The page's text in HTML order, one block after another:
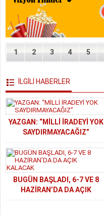
1 2 3 4 5
İLGİLİ HABERLER
YAZGAN: “MİLLİ İRADEYİ YOK
SAYDIRMAYACAĞIZ”
BUGÜN BAŞLADI, 6-7 VE 8
HAZİRAN’DA DA AÇIK
KALACAK